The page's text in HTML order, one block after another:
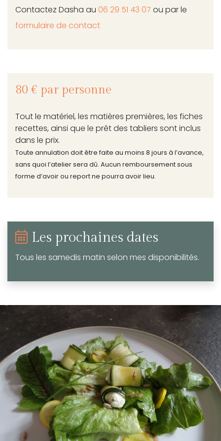
Contactez Dasha au 06 29 51 43 07 ou par le
formulaire de contact
80 € par personne
Tout le matériel, les matières premières, les fiches
recettes, ainsi que le prêt des tabliers sont inclus
dans le prix.
Toute annulation doit être faite au moins 8 jours à l’avance,
sans quoi l’atelier sera dû. Aucun remboursement sous
forme d’avoir ou report ne pourra avoir lieu.
Les prochaines dates
Tous les samedis matin selon mes disponibilités.